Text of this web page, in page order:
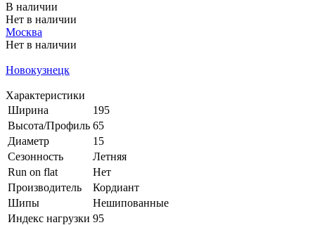
В наличии
Нет в наличии
Москва
Нет в наличии
Новокузнецк
Характеристики
Ширина
195
Высота/Профиль 65
Диаметр
15
Сезонность
Летняя
Run on flat
Нет
Производитель
Кордиант
Шипы
Нешипованные
Индекс нагрузки 95